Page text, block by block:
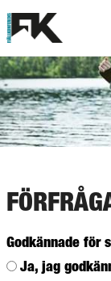
Godkännade för
Ja, jag